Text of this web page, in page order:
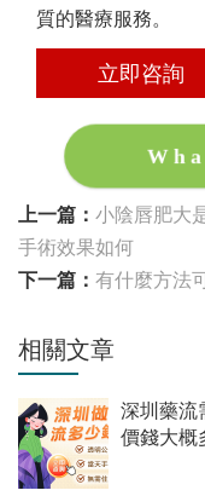
質的醫療服務。
立即咨詢
上一篇： 小陰唇肥大
手術效果如何
下一篇： 有什麼方法
相關文章
深圳藥流
價錢大概